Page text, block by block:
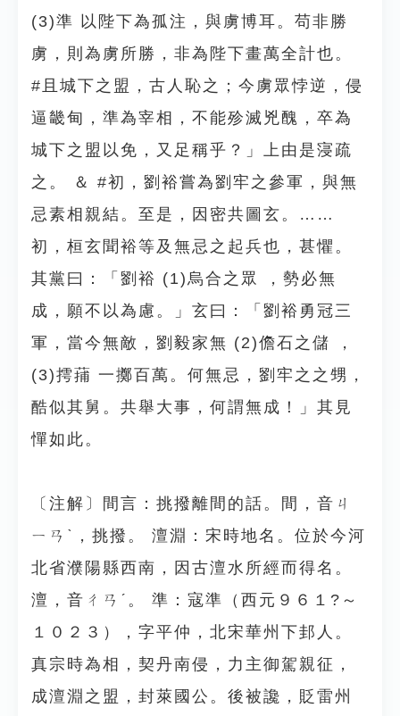
(3)準 以陛下為孤注，與虜博耳。苟非勝
虜，則為虜所勝，非為陛下畫萬全計也。
#且城下之盟，古人恥之；今虜眾悖逆，侵
逼畿甸，準為宰相，不能殄滅兇醜，卒為
城下之盟以免，又足稱乎？」上由是寖疏
之。 ＆ #初，劉裕嘗為劉牢之參軍，與無
忌素相親結。至是，因密共圖玄。……
初，桓玄聞裕等及無忌之起兵也，甚懼。
其黨曰：「劉裕 (1)烏合之眾 ，勢必無
成，願不以為慮。」玄曰：「劉裕勇冠三
軍，當今無敵，劉毅家無 (2)儋石之儲 ，
(3)摴蒱 一擲百萬。何無忌，劉牢之之甥，
酷似其舅。共舉大事，何謂無成！」其見
憚如此。
〔注解〕間言：挑撥離間的話。間，音ㄐ
ㄧㄢˋ，挑撥。 澶淵：宋時地名。位於今河
北省濮陽縣西南，因古澶水所經而得名。
澶，音ㄔㄢˊ。 準：寇準（西元９６１?～
１０２３），字平仲，北宋華州下邽人。
真宗時為相，契丹南侵，力主御駕親征，
成澶淵之盟，封萊國公。後被讒，貶雷州